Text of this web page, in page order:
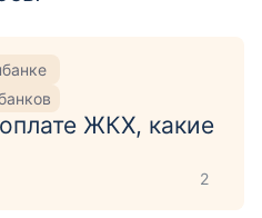
ЖКХ, какие
2